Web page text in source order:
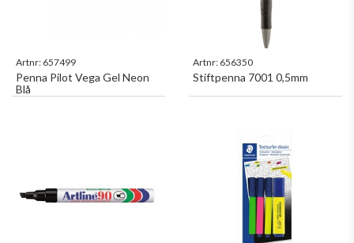
Artnr: 657499
Penna Pilot Vega Gel Neon
Blå
Artnr: 656350
Stiftpenna 7001 0,5mm